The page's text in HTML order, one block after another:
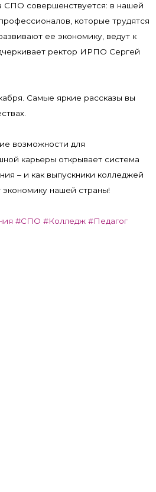
СПО совершенствуется: в нашей
которые трудятся
ее экономику, ведут к
ректор ИРПО Сергей
Самые яркие рассказы вы
возможности для
карьеры открывает система
– и как выпускники колледжей
нашей страны!
#СПО #Колледж #Педагог